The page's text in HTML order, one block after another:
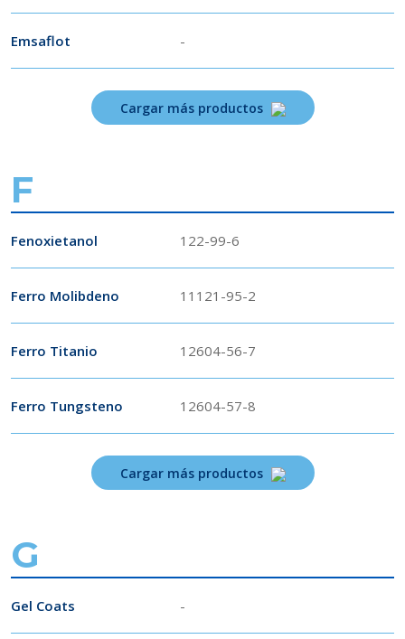
Emsaflot -
Cargar más productos
F
Fenoxietanol 122-99-6
Ferro Molibdeno 11121-95-2
Ferro Titanio 12604-56-7
Ferro Tungsteno 12604-57-8
Cargar más productos
G
Gel Coats -